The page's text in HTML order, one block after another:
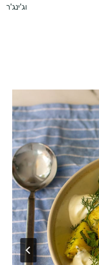
וג'ינג'ר